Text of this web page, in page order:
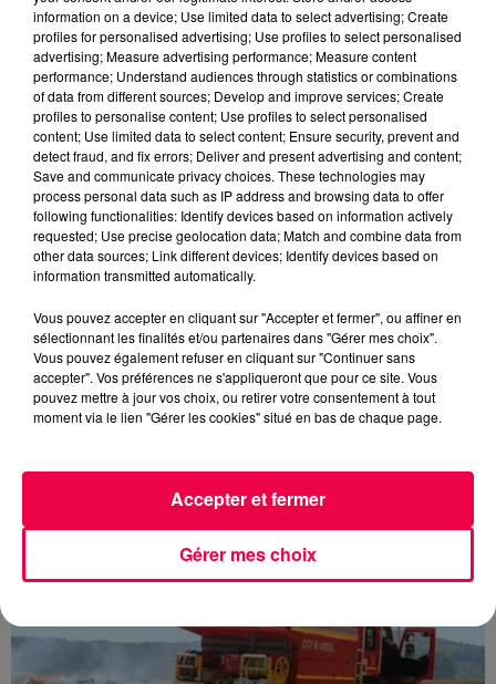
5 août 2026
excès de plomb
Du plomb a été détecté dans deux assiettes en
céramique vendues entre 2020 et 2022 par Linvosges.
information on a device; Use limited data to select advertising; Create
profiles for personalised advertising; Use profiles to select personalised
advertising; Measure advertising performance; Measure content
performance; Understand audiences through statistics or combinations
of data from different sources; Develop and improve services; Create
profiles to personalise content; Use profiles to select personalised
content; Use limited data to select content; Ensure security, prevent and
detect fraud, and fix errors; Deliver and present advertising and content;
Save and communicate privacy choices. These technologies may
process personal data such as IP address and browsing data to offer
following functionalities: Identify devices based on information actively
requested; Use precise geolocation data; Match and combine data from
other data sources; Link different devices; Identify devices based on
information transmitted automatically.
Vous pouvez accepter en cliquant sur "Accepter et fermer", ou affiner en
sélectionnant les finalités et/ou partenaires dans "Gérer mes choix".
Vous pouvez également refuser en cliquant sur "Continuer sans
accepter". Vos préférences ne s'appliqueront que pour ce site. Vous
pouvez mettre à jour vos choix, ou retirer votre consentement à tout
moment via le lien "Gérer les cookies" situé en bas de chaque page.
Gérer mes choix
Accepter et fermer